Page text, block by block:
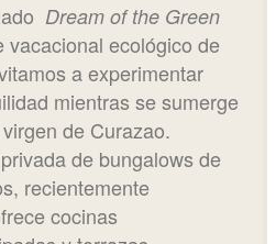
Dream of the Green
vacacional ecológico de
a experimentar
mientras se sumerge
de Curazao.
de bungalows de
recientemente
cocinas